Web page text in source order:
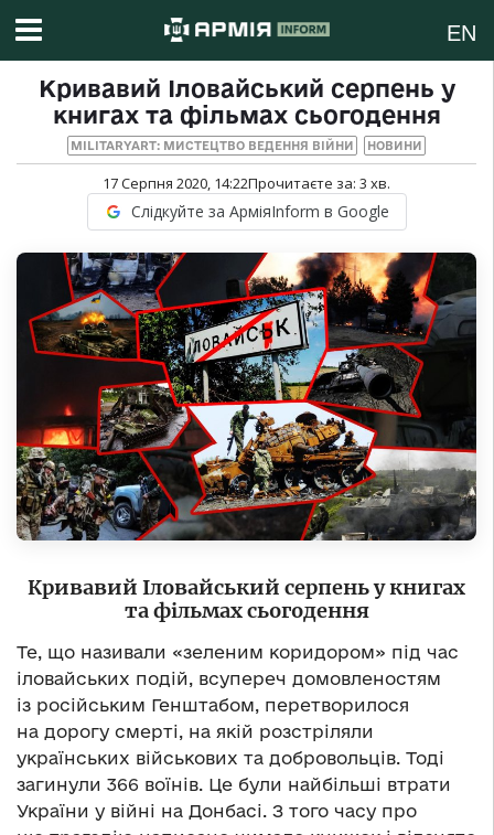
EN
Кривавий Іловайський серпень у
книгах та фільмах сьогодення
MILITARYART: МИСТЕЦТВО ВЕДЕННЯ ВІЙНИ НОВИНИ
17 Серпня 2020, 14:22Прочитаєте за: 3 хв.
Слідкуйте за АрміяInform в Google
Кривавий Іловайський серпень у книгах
та фільмах сьогодення
Те, що називали «зеленим коридором» під час
іловайських подій, всупереч домовленостям
із російським Генштабом, перетворилося
на дорогу смерті, на якій розстріляли
українських військових та добровольців. Тоді
загинули 366 воїнів. Це були найбільші втрати
України у війні на Донбасі. З того часу про